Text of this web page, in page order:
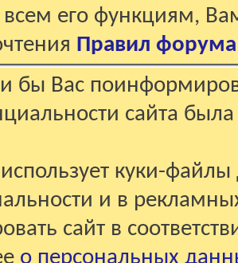
всем его функциям,
Правил форума
бы Вас
сайта
куки-файлы
и в
сайт в
о персональных